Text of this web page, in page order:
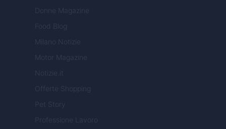
Donne Magazine
Food Blog
Milano Notizie
Motor Magazine
Notizie.it
Offerte Shopping
Pet Story
Professione Lavoro